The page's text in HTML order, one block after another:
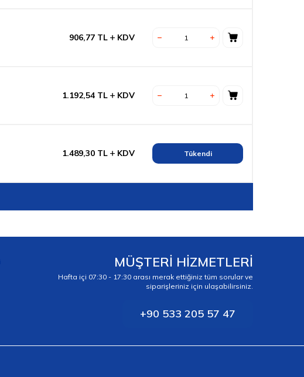
906,77 TL KDV
1.192,54 TL KDV
1.489,30 TL KDV Tükendi
MÜŞTERİ HİZMETLERİ
Hafta içi 07:30 - 17:30 arası merak ettiğiniz tüm sorular ve
siparişleriniz için ulaşabilirsiniz.
+90 533 205 57 47